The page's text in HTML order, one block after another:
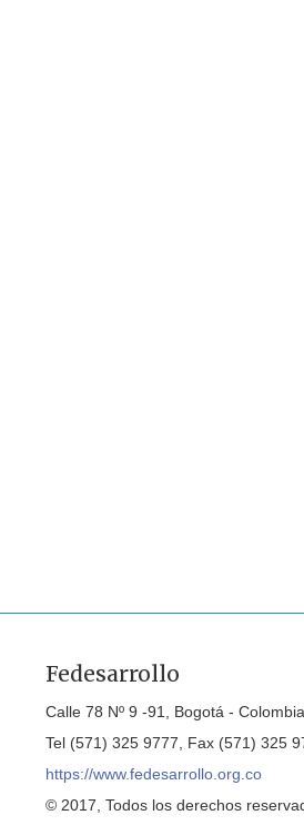
Fedesarrollo
Calle 78 Nº 9 -91, Bogotá - Colombia
Tel (571) 325 9777, Fax (571) 325
https://www.fedesarrollo.org.co
© 2017, Todos los derechos